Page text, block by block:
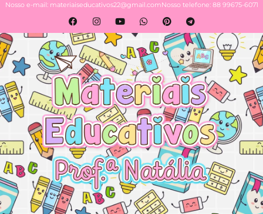
Nosso e-mail: materiaiseducativos22@gmail.comNosso telefone: 88 99675-6071